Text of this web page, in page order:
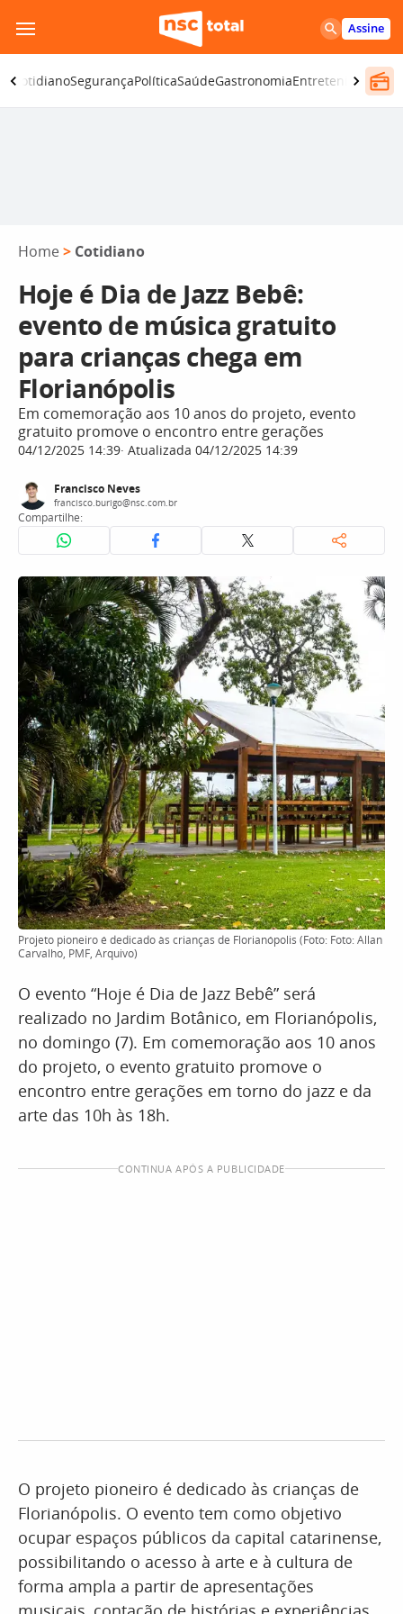
para
o
conteúdo
Assine
CotidianoSegurançaPolíticaSaúdeGastronomiaEntretenimento
Home > Cotidiano
Hoje é Dia de Jazz Bebê:
evento de música gratuito
para crianças chega em
Florianópolis
Em comemoração aos 10 anos do projeto, evento
gratuito promove o encontro entre gerações
04/12/2025 14:39 Atualizada 04/12/2025 14:39
Francisco Neves
francisco.burigo@nsc.com.br
Compartilhe:
Projeto pioneiro é dedicado às crianças de Florianópolis (Foto: Foto: Allan
Carvalho, PMF, Arquivo)
O evento “Hoje é Dia de Jazz Bebê” será
realizado no Jardim Botânico, em Florianópolis,
no domingo (7). Em comemoração aos 10 anos
do projeto, o evento gratuito promove o
encontro entre gerações em torno do jazz e da
arte das 10h às 18h.
CONTINUA APÓS A PUBLICIDADE
O projeto pioneiro é dedicado às crianças de
Florianópolis. O evento tem como objetivo
ocupar espaços públicos da capital catarinense,
possibilitando o acesso à arte e à cultura de
forma ampla a partir de apresentações